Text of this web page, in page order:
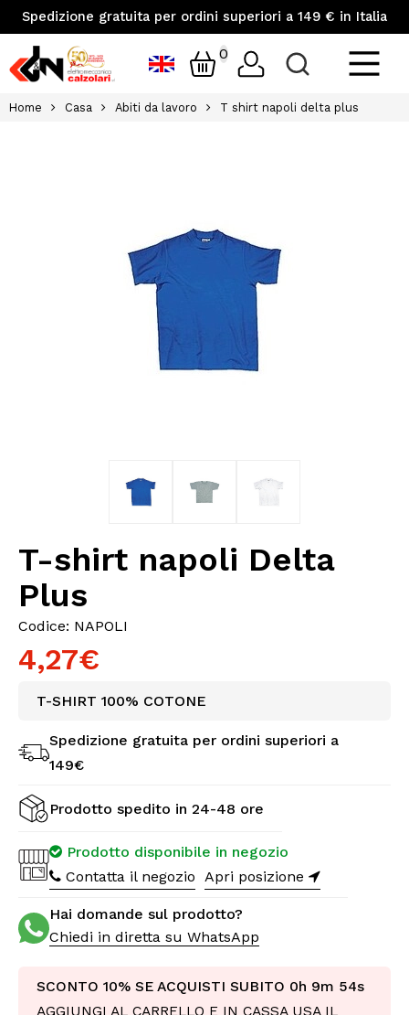
Spedizione gratuita per ordini superiori a 149 € in Italia
0
Home Casa Abiti da lavoro T shirt napoli delta plus
T-shirt napoli Delta
Plus
Codice: NAPOLI
4,27€
T-SHIRT 100% COTONE
Spedizione gratuita per ordini superiori a
149€
Prodotto spedito in 24-48 ore
Prodotto disponibile in negozio
Contatta il negozio Apri posizione
Hai domande sul prodotto?
Chiedi in diretta su WhatsApp
SCONTO 10% SE ACQUISTI SUBITO 0h 9m 53s
AGGIUNGI AL CARRELLO E IN CASSA USA IL